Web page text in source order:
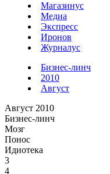
Магазинус
Медиа
Экспресс
Иронов
Журналус
Бизнес-линч
2010
Август
Август 2010
Бизнес-линч
Мозг
Понос
Идиотека
3
4